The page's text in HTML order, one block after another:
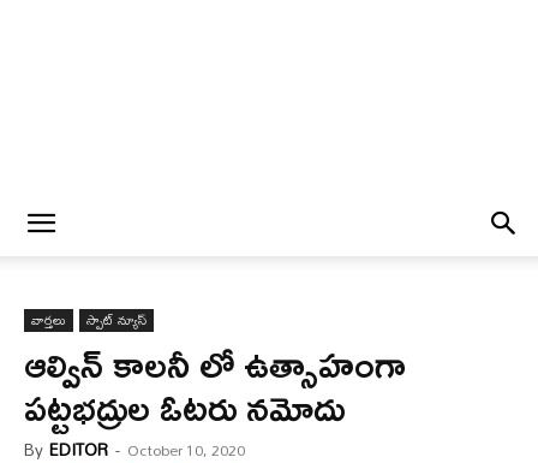
వార్త‌లు స్పాట్ న్యూస్
ఆల్విన్ కాలనీ లో ఉత్సాహంగా
పట్టభద్రుల ఓటరు నమోదు
ByEDITOR - October 10, 2020